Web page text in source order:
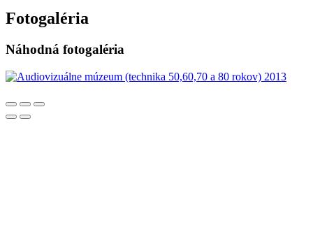
Fotogaléria
Náhodná fotogaléria